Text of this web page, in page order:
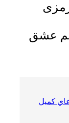
هم عشق
كميل